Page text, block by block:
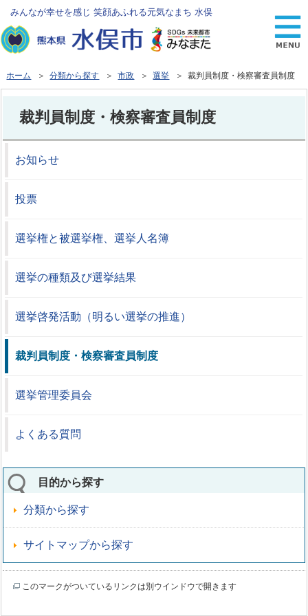
みんなが幸せを感じ 笑顔あふれる元気なまち 水俣
ホーム ＞分類から探す ＞市政 ＞選挙 ＞ 裁判員制度・検察審査員制度
裁判員制度・検察審査員制度
お知らせ
投票
選挙権と被選挙権、選挙人名簿
選挙の種類及び選挙結果
選挙啓発活動（明るい選挙の推進）
裁判員制度・検察審査員制度
選挙管理委員会
よくある質問
目的から探す
分類から探す
サイトマップから探す
このマークがついているリンクは別ウインドウで開きます